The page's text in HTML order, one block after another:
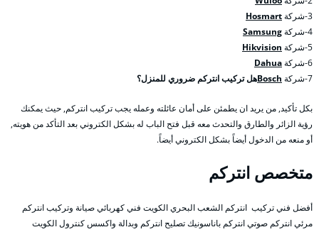
3-شركة
Hosmart
4-شركة
Samsung
5-شركة
Hikvision
6-شركة
Dahua
7-شركة
Boschهل تركيب انتركم ضروري للمنزل؟
بكل تأكيد, من يريد ان يطمئن على أمان عائلته وعمله يجب تركيب انتركم, حيث يمكنك
رؤية الزائر والطارق والتحدث معه قبل فتح الباب له بشكل الكتروني بعد التأكد من هويته,
أو منعه من الدخول أيضاً بشكل الكتروني أيضاً.
متخصص انتركم
أفضل فني تركيب انتركم الشعب البحري الكويت فني كهربائي صيانة وتركيب انتركم
مرئي انتركم صوتي انتركم باناسونيك تصليح انتركم وبدالة واكسس كنترول الكويت